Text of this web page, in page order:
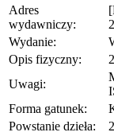
Adres
wydawniczy:
Wydanie:
Opis fizyczny:
Uwagi:
Forma gatunek:
Powstanie dzieła: